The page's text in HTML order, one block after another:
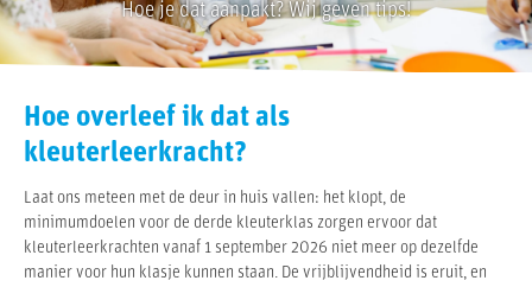
Hoe je dat aanpakt? Wij geven tips!
Hoe overleef ik dat als
kleuterleerkracht?
Laat ons meteen met de deur in huis vallen: het klopt, de
minimumdoelen voor de derde kleuterklas zorgen ervoor dat
kleuterleerkrachten vanaf 1 september 2026 niet meer op dezelfde
manier voor hun klasje kunnen staan. De vrijblijvendheid is eruit, en